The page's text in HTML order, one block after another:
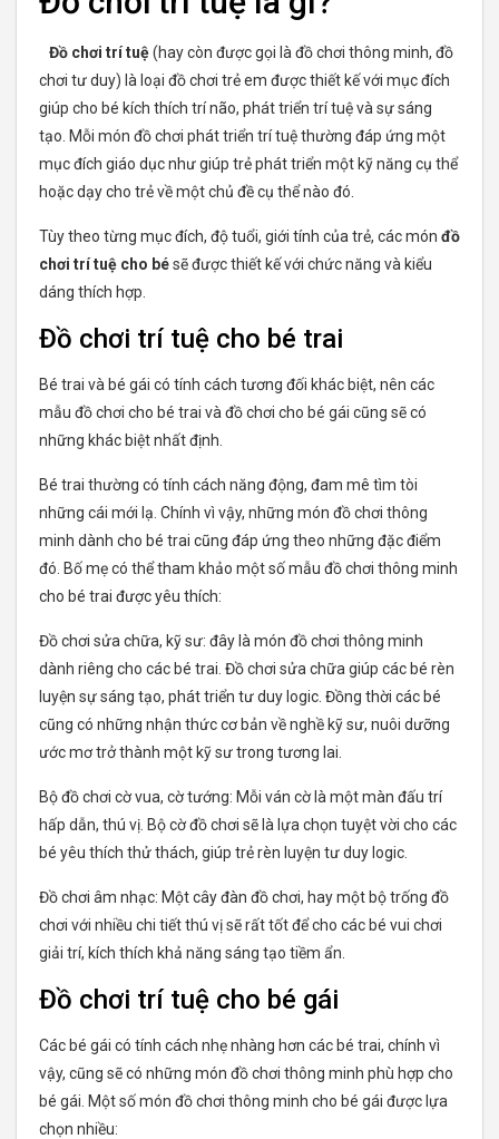
Đồ chơi trí tuệ(hay còn được gọi là đồ chơi thông minh, đồ
chơi tư duy) là loại đồ chơi trẻ em được thiết kế với mục đích
giúp cho bé kích thích trí não, phát triển trí tuệ và sự sáng
tạo. Mỗi món đồ chơi phát triển trí tuệ thường đáp ứng một
mục đích giáo dục như giúp trẻ phát triển một kỹ năng cụ thể
hoặc dạy cho trẻ về một chủ đề cụ thể nào đó.
Tùy theo từng mục đích, độ tuổi, giới tính của trẻ, các món đồ
chơi trí tuệ cho bésẽ được thiết kế với chức năng và kiểu
dáng thích hợp.
Đồ chơi trí tuệ cho bé trai
Bé trai và bé gái có tính cách tương đối khác biệt, nên các
mẫu đồ chơi cho bé trai và đồ chơi cho bé gái cũng sẽ có
những khác biệt nhất định.
Bé trai thường có tính cách năng động, đam mê tìm tòi
những cái mới lạ. Chính vì vậy, những món đồ chơi thông
minh dành cho bé trai cũng đáp ứng theo những đặc điểm
đó. Bố mẹ có thể tham khảo một số mẫu đồ chơi thông minh
cho bé trai được yêu thích:
Đồ chơi sửa chữa, kỹ sư: đây là món đồ chơi thông minh
dành riêng cho các bé trai. Đồ chơi sửa chữa giúp các bé rèn
luyện sự sáng tạo, phát triển tư duy logic. Đồng thời các bé
cũng có những nhận thức cơ bản về nghề kỹ sư, nuôi dưỡng
ước mơ trở thành một kỹ sư trong tương lai.
Bộ đồ chơi cờ vua, cờ tướng: Mỗi ván cờ là một màn đấu trí
hấp dẫn, thú vị. Bộ cờ đồ chơi sẽ là lựa chọn tuyệt vời cho các
bé yêu thích thử thách, giúp trẻ rèn luyện tư duy logic.
Đồ chơi âm nhạc: Một cây đàn đồ chơi, hay một bộ trống đồ
chơi với nhiều chi tiết thú vị sẽ rất tốt để cho các bé vui chơi
giải trí, kích thích khả năng sáng tạo tiềm ẩn.
Đồ chơi trí tuệ cho bé gái
Các bé gái có tính cách nhẹ nhàng hơn các bé trai, chính vì
vậy, cũng sẽ có những món đồ chơi thông minh phù hợp cho
bé gái. Một số món đồ chơi thông minh cho bé gái được lựa
chọn nhiều: